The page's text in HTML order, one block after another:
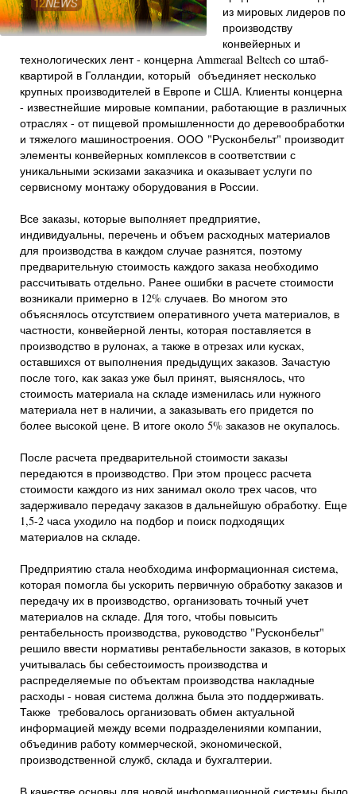
из мировых лидеров по
производству
конвейерных и
технологических лент - концерна Ammeraal Beltech со штаб-
квартирой в Голландии, который объединяет несколько
крупных производителей в Европе и США. Клиенты концерна
- известнейшие мировые компании, работающие в различных
отраслях - от пищевой промышленности до деревообработки
и тяжелого машиностроения. ООО "Русконбельт" производит
элементы конвейерных комплексов в соответствии с
уникальными эскизами заказчика и оказывает услуги по
сервисному монтажу оборудования в России.
Все заказы, которые выполняет предприятие,
индивидуальны, перечень и объем расходных материалов
для производства в каждом случае разнятся, поэтому
предварительную стоимость каждого заказа необходимо
рассчитывать отдельно. Ранее ошибки в расчете стоимости
возникали примерно в 12% случаев. Во многом это
объяснялось отсутствием оперативного учета материалов, в
частности, конвейерной ленты, которая поставляется в
производство в рулонах, а также в отрезах или кусках,
оставшихся от выполнения предыдущих заказов. Зачастую
после того, как заказ уже был принят, выяснялось, что
стоимость материала на складе изменилась или нужного
материала нет в наличии, а заказывать его придется по
более высокой цене. В итоге около 5% заказов не окупалось.
После расчета предварительной стоимости заказы
передаются в производство. При этом процесс расчета
стоимости каждого из них занимал около трех часов, что
задерживало передачу заказов в дальнейшую обработку. Еще
1,5-2 часа уходило на подбор и поиск подходящих
материалов на складе.
Предприятию стала необходима информационная система,
которая помогла бы ускорить первичную обработку заказов и
передачу их в производство, организовать точный учет
материалов на складе. Для того, чтобы повысить
рентабельность производства, руководство "Русконбельт"
решило ввести нормативы рентабельности заказов, в которых
учитывалась бы себестоимость производства и
распределяемые по объектам производства накладные
расходы - новая система должна была это поддерживать.
Также требовалось организовать обмен актуальной
информацией между всеми подразделениями компании,
объединив работу коммерческой, экономической,
производственной служб, склада и бухгалтерии.